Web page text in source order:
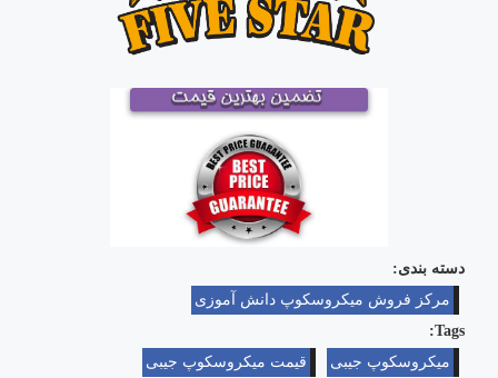
دسته بندی:
مرکز فروش میکروسکوپ دانش آموزی
Tags:
میکروسکوپ جیبی
قیمت میکروسکوپ جیبی